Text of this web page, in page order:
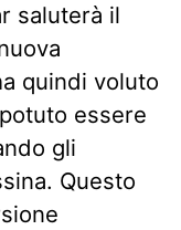
saluterà il
quindi voluto
essere
gli
Questo